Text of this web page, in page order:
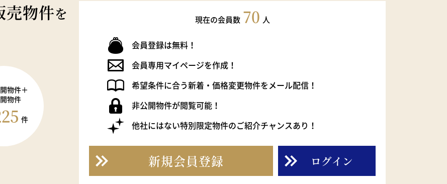
売物件を
物件＋
物件
件
現在の会員数 70 人
会員登録は無料！
会員専用マイページを作成！
希望条件に合う新着・価格変更物件をメール配信！
非公開物件が閲覧可能！
他社にはない特別限定物件のご紹介チャンスあり！
新規会員登録 ログイン